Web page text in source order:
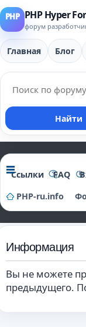
PHP Hyper
форум
Главная Блог
Найти
Ссылки FAQ
PHP-ru.info
Информация
Вы не можете
предыдущего.